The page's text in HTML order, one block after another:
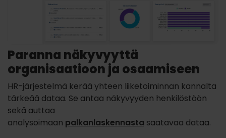
Paranna näkyvyyttä
organisaatioon ja osaamiseen
HR-järjestelmä kerää yhteen liiketoiminnan kannalta
tärkeää dataa. Se antaa näkyvyyden henkilöstöön
sekä auttaa
analysoimaan palkanlaskennasta saatavaa dataa.